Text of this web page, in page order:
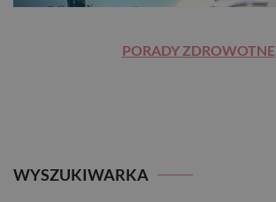
PORADY ZDROWOTNE
WYSZUKIWARKA